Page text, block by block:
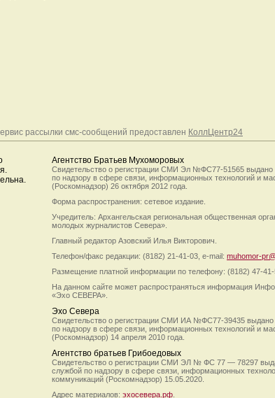
рассылки смс-сообщений предоставлен КоллЦентр24
Агентство Братьев Мухоморовых
Свидетельство о регистрации СМИ Эл №ФС77-51565 выдано
по надзору в сфере связи, информационных технологий и
(Роскомнадзор) 26 октября 2012 года.
Форма распространения: сетевое издание.
Учредитель: Архангельская региональная общественная
молодых журналистов Севера».
Главный редактор Азовский Илья Викторович.
Телефон/факс редакции: (8182) 21-41-03, e-mail: muhomor-
Размещение платной информации по телефону: (8182) 47-
На данном сайте может распространяться информация
«Эхо СЕВЕРА».
Эхо Севера
Свидетельство о регистрации СМИ ИА №ФС77-39435 выдано
по надзору в сфере связи, информационных технологий и
(Роскомнадзор) 14 апреля 2010 года.
Агентство братьев Грибоедовых
Свидетельство о регистрации СМИ ЭЛ № ФС 77 — 78297
службой по надзору в сфере связи, информационных
коммуникаций (Роскомнадзор) 15.05.2020.
Адрес материалов: эхосевера.рф